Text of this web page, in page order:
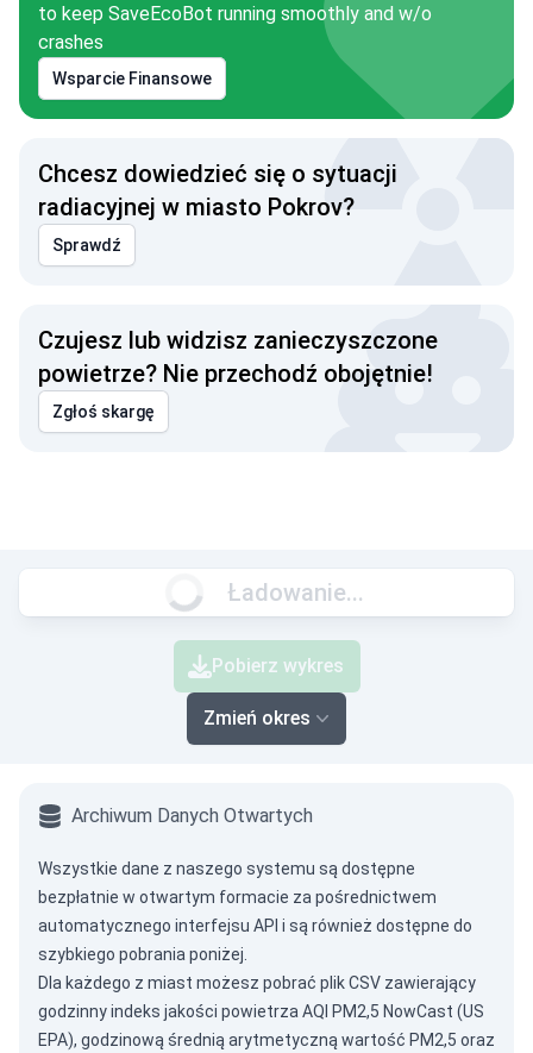
to keep SaveEcoBot running smoothly and w/o
crashes
Wsparcie Finansowe
Chcesz dowiedzieć się o sytuacji
radiacyjnej w miasto Pokrov?
Sprawdź
Czujesz lub widzisz zanieczyszczone
powietrze? Nie przechodź obojętnie!
Zgłoś skargę
Ładowanie...
Pobierz wykres
Zmień okres
Archiwum Danych Otwartych
Wszystkie dane z naszego systemu są dostępne
bezpłatnie w otwartym formacie za pośrednictwem
automatycznego interfejsu API i są również dostępne do
szybkiego pobrania poniżej.
Dla każdego z miast możesz pobrać plik CSV zawierający
godzinny indeks jakości powietrza AQI PM2,5 NowCast (US
EPA), godzinową średnią arytmetyczną wartość PM2,5 oraz